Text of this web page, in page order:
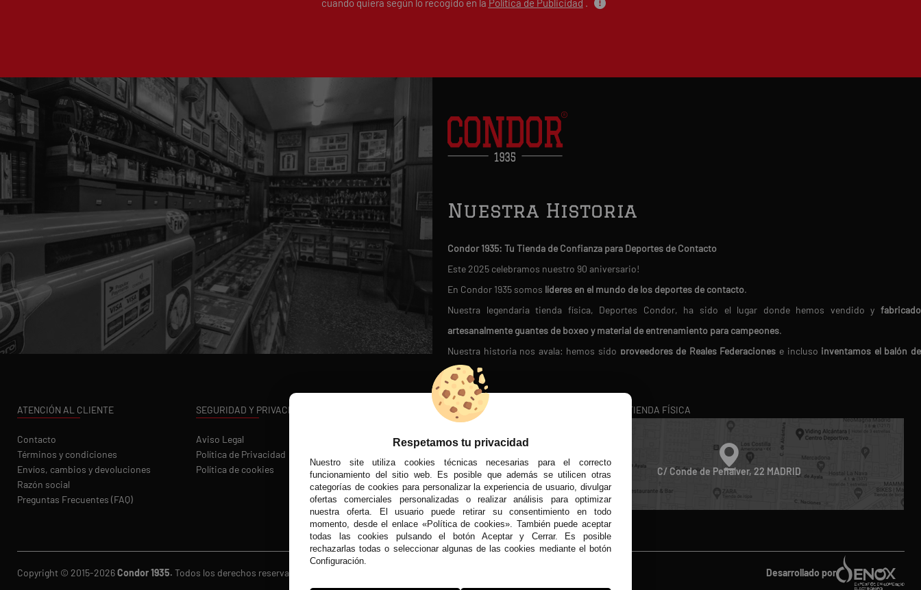
Nuestra Historia
Condor 1935: Tu Tienda de Confianza para Deportes de Contacto
Este 2025 celebramos nuestro 90 aniversario!
En Condor 1935 somos líderes en el mundo de los deportes de contacto.
Nuestra legendaria tienda física, Deportes Condor, ha sido el lugar donde hemos vendido y fabricado
artesanalmente guantes de boxeo y material de entrenamiento para campeones.
Nuestra historia nos avala: hemos sido proveedores de Reales Federaciones e incluso inventamos el balón de
fútbol moderno en 1950
Miles de clientes satisfechos confían en nosotros porque
En Condor 1935,
. Te ofrecemos
ATENCIÓN AL CLIENTE
Contacto
Términos y condiciones
Envíos, cambios y devoluciones
Razón social
Preguntas Frecuentes (FAQ)
SEGURIDAD Y PRIVACIDAD
Aviso Legal
Política de Privacidad
Política de cookies
REDES SOCIALES
MÉTODOS DE PAGO
VISITA NUESTRA TIENDA FÍSICA
C/ Conde de Peñalver, 22 MADRID
Copyright © 2015-2026Condor 1935. Todos los derechos reservados Desarrollado por
Respetamos tu privacidad
Nuestro site utiliza cookies técnicas necesarias para el correcto
funcionamiento del sitio web. Es posible que además se utilicen otras
categorías de cookies para personalizar la experiencia de usuario, divulgar
ofertas comerciales personalizadas o realizar análisis para optimizar
nuestra oferta. El usuario puede retirar su consentimiento en todo
momento, desde el enlace «Política de cookies». También puede aceptar
todas las cookies pulsando el botón Aceptar y Cerrar. Es posible
rechazarlas todas o seleccionar algunas de las cookies mediante el botón
Configuración.